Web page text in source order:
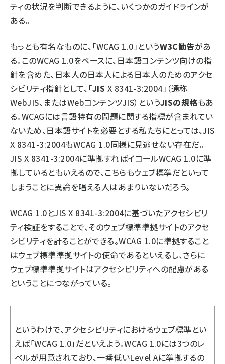
ティの状況を判断できるように、いくつかのガイドラインが
ある。
もっとも有名なものに、「WCAG 1.0」というW3C勧告があ
る。このWCAG 1.0をベースに、日本語コンテンツ向けの指
針を含めた、日本人の日本人による日本人のためのアクセ
シビリティ指針として、「JIS X 8341-3:2004」（通称
WebJIS、またはWebコンテンツJIS）というJISの規格もあ
る。WCAGには言語特有の問題に関する指標が含まれてい
ないため、日本語サイトを必要とする私たちにとっては、JIS
X 8341-3:2004もWCAG 1.0同様に見逃せない存在だ。
JIS X 8341-3:2004に準拠すればイコールWCAG 1.0に準
拠しているともいえるので、こちらもウェブ標準だといって
しまうことに異論を唱える人はあまりいないだろう。
WCAG 1.0とJIS X 8341-3:2004に基づいたアクセシビリ
ティ検証をすることで、そのウェブ標準準拠サイトのアクセ
シビリティを計ることができる。WCAG 1.0に準拠すること
はウェブ標準準拠サイトの使命であるといえるし、さらに
ウェブ標準準拠サイトはアクセシビリティへの配慮がある
ということにつながっている。
というわけで、アクセシビリティにおけるウェブ標準とい
えば「WCAG 1.0」だといえよう。WCAG 1.0には3つのレ
ベルが用意されており、一番低いLevel Aに準拠するの